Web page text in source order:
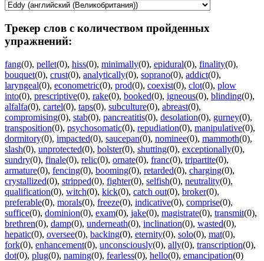
Трекер слов с количеством пройденных
упражнений:
fang(0), pellet(0), hiss(0), minimally(0), epidural(0), finality(0),
bouquet(0), crust(0), analytically(0), soprano(0), addict(0),
laryngeal(0), econometric(0), prod(0), coexist(0), clot(0), plow
into(0), prescriptive(0), rake(0), booked(0), igneous(0), blinding(0),
alfalfa(0), cartel(0), taps(0), subculture(0), abreast(0),
compromising(0), stab(0), pancreatitis(0), desolation(0), gurney(0),
transposition(0), psychosomatic(0), repudiation(0), manipulative(0),
dormitory(0), impacted(0), saucepan(0), nominee(0), mammoth(0),
slash(0), unprotected(0), bolster(0), shutting(0), exceptionally(0),
sundry(0), finale(0), relic(0), ornate(0), franc(0), tripartite(0),
armature(0), fencing(0), booming(0), retarded(0), charging(0),
crystallized(0), stripped(0), fighter(0), selfish(0), neutrality(0),
qualification(0), witch(0), kick(0), catch out(0), broker(0),
preferable(0), morals(0), freeze(0), indicative(0), comprise(0),
suffice(0), dominion(0), exam(0), jake(0), magistrate(0), transmit(0),
brethren(0), damp(0), underneath(0), inclination(0), wasted(0),
hepatic(0), oversee(0), backing(0), eternity(0), solo(0), mat(0),
fork(0), enhancement(0), unconsciously(0), ally(0), transcription(0),
dot(0), plug(0), naming(0), fearless(0), hello(0), emancipation(0)